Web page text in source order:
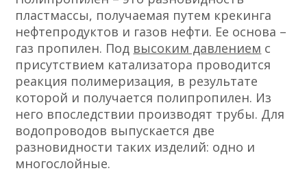
пластмассы, получаемая путем крекинга
нефтепродуктов и газов нефти. Ее основа –
газ пропилен. Под высоким давлением с
присутствием катализатора проводится
реакция полимеризация, в результате
которой и получается полипропилен. Из
него впоследствии производят трубы. Для
водопроводов выпускается две
разновидности таких изделий: одно и
многослойные.